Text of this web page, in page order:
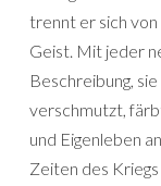
trennt er sich
Geist. Mit jeder
Beschreibung,
verschmutzt,
und Eigenleben
Zeiten des